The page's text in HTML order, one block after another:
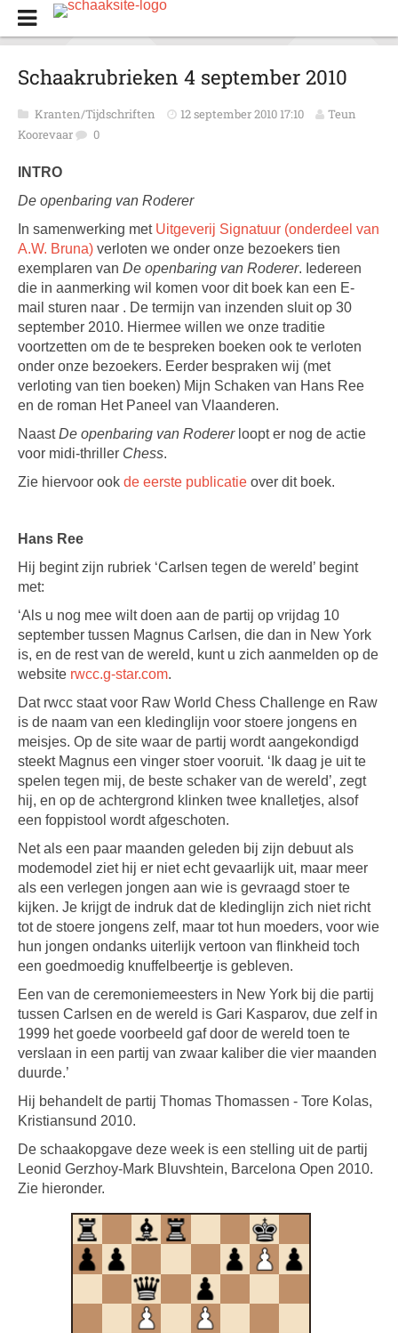
Schaakrubrieken 4 september 2010
Kranten/Tijdschriften 12 september 2010 17:10
Teun
Koorevaar
0
INTRO
De openbaring van Roderer
In samenwerking met Uitgeverij Signatuur (onderdeel van
A.W. Bruna) verloten we onder onze bezoekers tien
exemplaren van De openbaring van Roderer. Iedereen
die in aanmerking wil komen voor dit boek kan een E-
mail sturen naar . De termijn van inzenden sluit op 30
september 2010. Hiermee willen we onze traditie
voortzetten om de te bespreken boeken ook te verloten
onder onze bezoekers. Eerder bespraken wij (met
verloting van tien boeken) Mijn Schaken van Hans Ree
en de roman Het Paneel van Vlaanderen.
NaastDe openbaring van Roderer loopt er nog de actie
voor midi-thriller Chess.
Zie hiervoor ook de eerste publicatie over dit boek.
Hans Ree
Hij begint zijn rubriek ‘Carlsen tegen de wereld’ begint
met:
‘Als u nog mee wilt doen aan de partij op vrijdag 10
september tussen Magnus Carlsen, die dan in New York
is, en de rest van de wereld, kunt u zich aanmelden op de
website rwcc.g-star.com.
Dat rwcc staat voor Raw World Chess Challenge en Raw
is de naam van een kledinglijn voor stoere jongens en
meisjes. Op de site waar de partij wordt aangekondigd
steekt Magnus een vinger stoer vooruit. ‘Ik daag je uit te
spelen tegen mij, de beste schaker van de wereld’, zegt
hij, en op de achtergrond klinken twee knalletjes, alsof
een foppistool wordt afgeschoten.
Net als een paar maanden geleden bij zijn debuut als
modemodel ziet hij er niet echt gevaarlijk uit, maar meer
als een verlegen jongen aan wie is gevraagd stoer te
kijken. Je krijgt de indruk dat de kledinglijn zich niet richt
tot de stoere jongens zelf, maar tot hun moeders, voor wie
hun jongen ondanks uiterlijk vertoon van flinkheid toch
een goedmoedig knuffelbeertje is gebleven.
Een van de ceremoniemeesters in New York bij die partij
tussen Carlsen en de wereld is Gari Kasparov, due zelf in
1999 het goede voorbeeld gaf door de wereld toen te
verslaan in een partij van zwaar kaliber die vier maanden
duurde.’
Hij behandelt de partij Thomas Thomassen - Tore Kolas,
Kristiansund 2010.
De schaakopgave deze week is een stelling uit de partij
Leonid Gerzhoy-Mark Bluvshtein, Barcelona Open 2010.
Zie hieronder.